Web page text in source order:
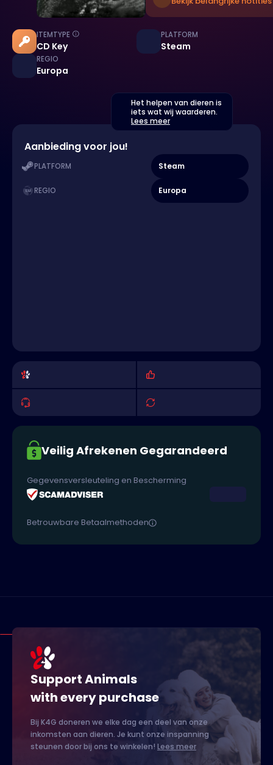
ITEMTYPE
CD Key
PLATFORM
Steam
REGIO
Europa
Het helpen van dieren is
iets wat wij waarderen.
Lees meer
Aanbieding voor jou!
PLATFORM Steam
REGIO Europa
Veilig Afrekenen Gegarandeerd
Gegevensversleuteling en Bescherming
Betrouwbare Betaalmethoden
Support Animals
with every purchase
Bij K4G doneren we elke dag een deel van onze
inkomsten aan dieren. Je kunt onze inspanning
steunen door bij ons te winkelen! Lees meer